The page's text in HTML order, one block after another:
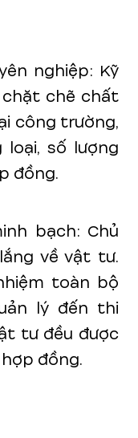
nghiệp: Kỹ
chặt chẽ chất
công trường,
số lượng
đồng.
bạch: Chủ
về vật tư.
toàn bộ
lý đến thi
tư đều được
đồng.